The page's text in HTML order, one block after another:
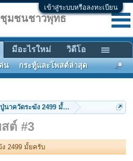
เข้าสู่ระบบหรือลงทะเบียน
นาควัดระฆัง 2499 มั้ยครับ
ต์ #3
2499 มั้ยครับ
ชุมชนชาวพุทธ
น กระทู้และโพสต์ล่าสุด
มีอะไรใหม่ วิดีโอ